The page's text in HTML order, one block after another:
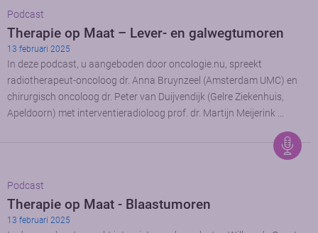
Podcast
Therapie op Maat – Lever- en galwegtumoren
13 februari 2025
In deze podcast, u aangeboden door oncologie.nu, spreekt
radiotherapeut-oncoloog dr. Anna Bruynzeel (Amsterdam UMC) en
chirurgisch oncoloog dr. Peter van Duijvendijk (Gelre Ziekenhuis,
Apeldoorn) met interventieradioloog prof. dr. Martijn Meijerink …
Podcast
Therapie op Maat - Blaastumoren
13 februari 2025